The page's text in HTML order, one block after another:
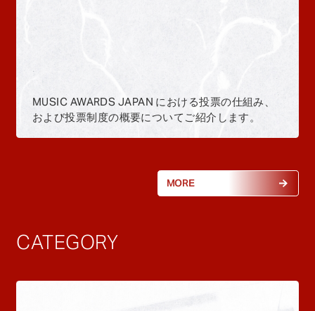
MUSIC AWARDS JAPAN における投票の仕組み、
および投票制度の概要についてご紹介します。
MORE
CATEGORY